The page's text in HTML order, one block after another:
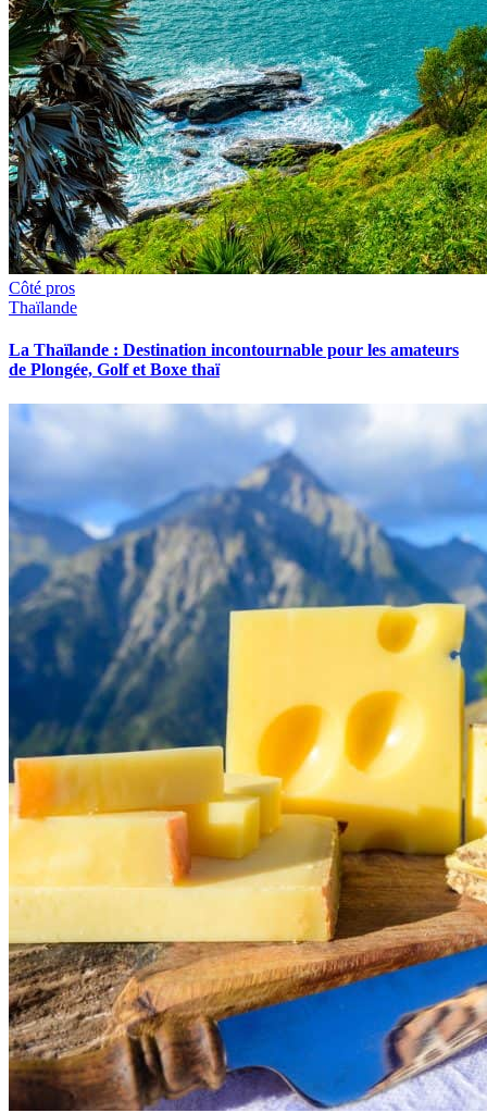
Côté pros
Thaïlande
La Thaïlande : Destination incontournable pour les amateurs
de Plongée, Golf et Boxe thaï